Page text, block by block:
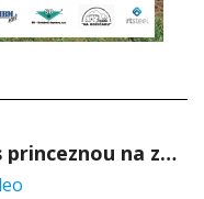
Prohlídka s princeznou na zámku Stekník